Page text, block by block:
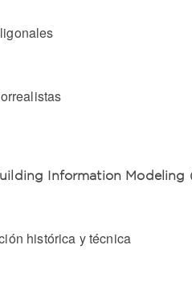
Information Modeling
histórica y técnica